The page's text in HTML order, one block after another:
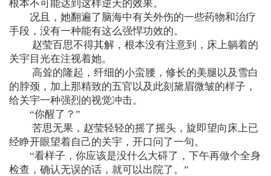
根本不可能达到这样逆天的效果。
况且，她翻遍了脑海中有关外伤的一些药物和治疗
手段，没有一种能有这么强悍功效的。
赵莹百思不得其解，根本没有注意到，床上躺着的
关宇目光在注视着她。
高耸的隆起，纤细的小蛮腰，修长的美腿以及雪白
的脖颈，加上那精致的五官以及此刻黛眉微皱的样子，
给关宇一种强烈的视觉冲击。
“你醒了？”
苦思无果，赵莹轻轻的摇了摇头，旋即望向床上已
经睁开眼望着自己的关宇，开口问了一句。
“看样子，你应该是没什么大碍了，下午再做个全身
检查，确认无误的话，就可以出院了。”